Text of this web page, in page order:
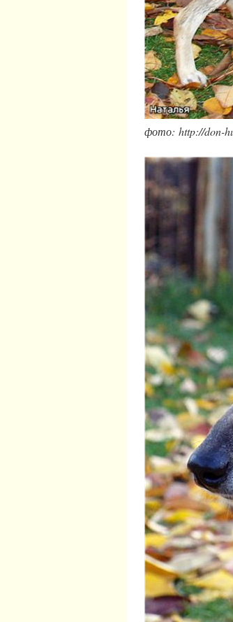
фото: http://don-